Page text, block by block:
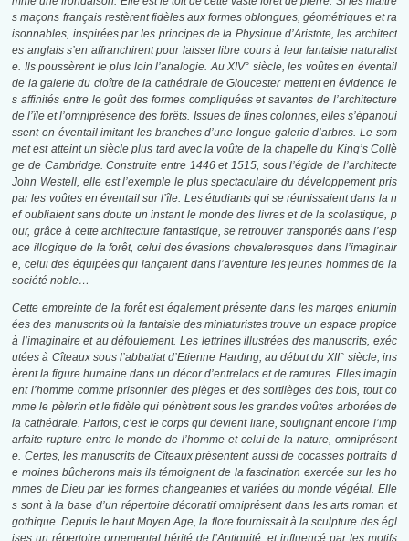
s maçons français restèrent fidèles aux formes oblongues, géométriques et ra
isonnables, inspirées par les principes de la Physique d’Aristote, les architect
es anglais s’en affranchirent pour laisser libre cours à leur fantaisie naturalist
e. Ils poussèrent le plus loin l’analogie. Au XIV° siècle, les voûtes en éventail
de la galerie du cloître de la cathédrale de Gloucester mettent en évidence le
s affinités entre le goût des formes compliquées et savantes de l’architecture
de l’île et l’omniprésence des forêts. Issues de fines colonnes, elles s’épanoui
ssent en éventail imitant les branches d’une longue galerie d’arbres. Le som
met est atteint un siècle plus tard avec la voûte de la chapelle du King’s Collè
ge de Cambridge. Construite entre 1446 et 1515, sous l’égide de l’architecte
John Westell, elle est l’exemple le plus spectaculaire du développement pris
par les voûtes en éventail sur l’île. Les étudiants qui se réunissaient dans la n
ef oubliaient sans doute un instant le monde des livres et de la scolastique, p
our, grâce à cette architecture fantastique, se retrouver transportés dans l’esp
ace illogique de la forêt, celui des évasions chevaleresques dans l’imaginair
e, celui des équipées qui lançaient dans l’aventure les jeunes hommes de la
société noble…
Cette empreinte de la forêt est également présente dans les marges enlumin
ées des manuscrits où la fantaisie des miniaturistes trouve un espace propice
à l’imaginaire et au défoulement. Les lettrines illustrées des manuscrits, exéc
utées à Cîteaux sousl’abbatiat d’Etienne Harding, au début du XII° siècle, ins
èrent la figure humaine dans un décor d’entrelacs et de ramures. Elles imagin
ent l’homme comme prisonnier des pièges et des sortilèges des bois, tout co
mme le pèlerin et le fidèle qui pénètrent sous les grandes voûtes arborées de
la cathédrale. Parfois, c’est le corps qui devient liane, soulignant encore l’imp
arfaite rupture entre le monde de l’homme et celui de la nature, omniprésent
e. Certes, les manuscrits de Cîteaux présentent aussi de cocasses portraits d
e moines bûcherons mais ils témoignent de la fascination exercée sur les ho
mmes de Dieu par les formes changeantes et variées du monde végétal. Elle
s sont à la base d’un répertoire décoratif omniprésent dans les arts roman et
gothique. Depuis le haut Moyen Age, la flore fournissait à la sculpture des égl